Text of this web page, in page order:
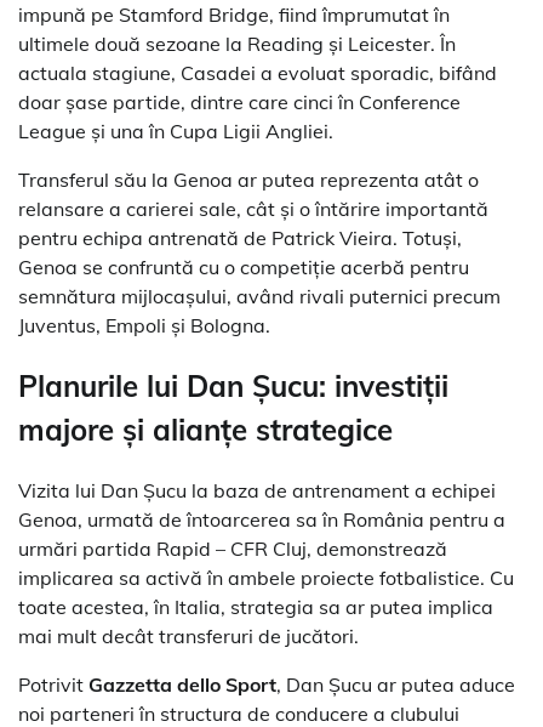
impună pe Stamford Bridge, fiind împrumutat în
ultimele două sezoane la Reading și Leicester. În
actuala stagiune, Casadei a evoluat sporadic, bifând
doar șase partide, dintre care cinci în Conference
League și una în Cupa Ligii Angliei.
Transferul său la Genoa ar putea reprezenta atât o
relansare a carierei sale, cât și o întărire importantă
pentru echipa antrenată de Patrick Vieira. Totuși,
Genoa se confruntă cu o competiție acerbă pentru
semnătura mijlocașului, având rivali puternici precum
Juventus, Empoli și Bologna.
Planurile lui Dan Șucu: investiții
majore și alianțe strategice
Vizita lui Dan Șucu la baza de antrenament a echipei
Genoa, urmată de întoarcerea sa în România pentru a
urmări partida Rapid – CFR Cluj, demonstrează
implicarea sa activă în ambele proiecte fotbalistice. Cu
toate acestea, în Italia, strategia sa ar putea implica
mai mult decât transferuri de jucători.
Potrivit Gazzetta dello Sport, Dan Șucu ar putea aduce
noi parteneri în structura de conducere a clubului